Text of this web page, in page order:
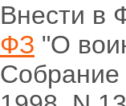
Внести в
ФЗ "О
Собрание